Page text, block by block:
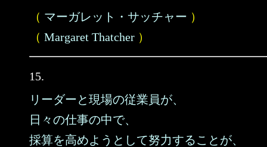
（ マーガレット・サッチャー ）
（ Margaret Thatcher ）
15.
リーダーと現場の従業員が、
日々の仕事の中で、
採算を高めようとして努力することが、